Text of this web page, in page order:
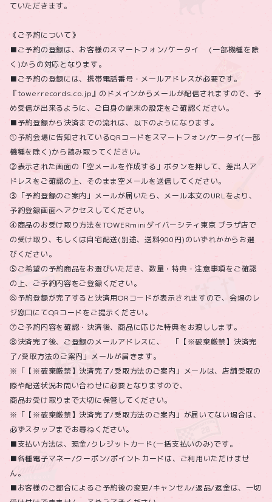
ていただきます。
《ご予約について》
■ご予約の登録は、お客様のスマートフォン/ケータイ (一部機種を除
く)からの対応となります。
■ご予約の登録には、携帯電話番号・メールアドレスが必要です。
『towerrecords.co.jp』のドメインからメールが配信されますので、予
め受信が出来るように、ご自身の端末の設定をご確認ください。
■予約登録から決済までの流れは、以下のようになります。
①予約会場に告知されているQRコードをスマートフォン/ケータイ(一部
機種を除く)から読み取ってください。
②表示された画面の「空メールを作成する」ボタンを押して、差出人ア
ドレスをご確認の上、そのまま空メールを送信してください。
③「予約登録のご案内」メールが届いたら、メール本文のURLをより、
予約登録画面へアクセスしてください。
④商品のお受け取り方法をTOWERminiダイバーシティ東京 プラザ店で
の受け取り、もしくは自宅配送(別途、送料900円)のいずれかからお選
びください。
⑤ご希望の予約商品をお選びいただき、数量・特典・注意事項をご確認
の上、ご予約内容をご登録ください。
⑥予約登録が完了すると決済用ORコードが表示されますので、会場のレ
ジ窓口にてQRコードをご提示ください。
⑦ご予約内容を確認・決済後、商品に応じた特典をお渡しします。
⑧決済完了後、ご登録のメールアドレスに、 「【※破棄厳禁】決済完
了/受取方法のご案内」メールが届きます。
※「【※破棄厳禁】決済完了/受取方法のご案内」メールは、店舗受取の
際や配送状況お問い合わせに必要となりますので、
商品お受け取りまで大切に保管してください。
※「【※破棄厳禁】決済完了/受取方法のご案内」が届いてない場合は、
必ずスタッフまでお尋ねください。
■支払い方法は、現金/クレジットカード(一括支払いのみ)です。
■各種電子マネー/クーポン/ポイントカードは、ご利用いただけませ
ん。
■お客様のご都合によるご予約後の変更/キャンセル/返品/返金は、一切